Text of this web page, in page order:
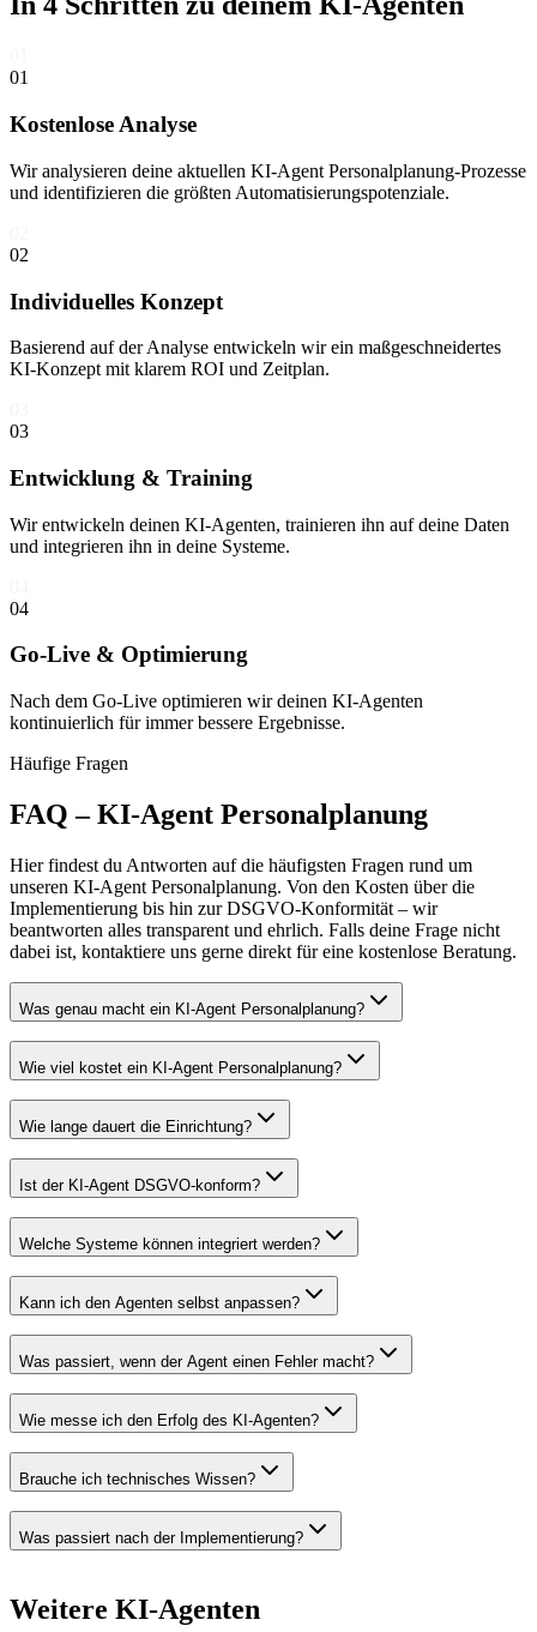
01
Kostenlose Analyse
Wir analysieren deine aktuellen KI-Agent Personalplanung-Prozesse
und identifizieren die größten Automatisierungspotenziale.
02
Individuelles Konzept
Basierend auf der Analyse entwickeln wir ein maßgeschneidertes
KI-Konzept mit klarem ROI und Zeitplan.
03
Entwicklung & Training
Wir entwickeln deinen KI-Agenten, trainieren ihn auf deine Daten
und integrieren ihn in deine Systeme.
04
Go-Live & Optimierung
Nach dem Go-Live optimieren wir deinen KI-Agenten
kontinuierlich für immer bessere Ergebnisse.
Häufige Fragen
FAQ –KI-Agent Personalplanung
Hier findest du Antworten auf die häufigsten Fragen rund um
unseren KI-Agent Personalplanung. Von den Kosten über die
Implementierung bis hin zur DSGVO-Konformität – wir
beantworten alles transparent und ehrlich. Falls deine Frage nicht
dabei ist, kontaktiere uns gerne direkt für eine kostenlose Beratung.
Was genau macht ein KI-Agent Personalplanung?
Wie viel kostet ein KI-Agent Personalplanung?
Wie lange dauert die Einrichtung?
Ist der KI-Agent DSGVO-konform?
Welche Systeme können integriert werden?
Kann ich den Agenten selbst anpassen?
Was passiert, wenn der Agent einen Fehler macht?
Wie messe ich den Erfolg des KI-Agenten?
Brauche ich technisches Wissen?
Was passiert nach der Implementierung?
Weitere KI-Agenten